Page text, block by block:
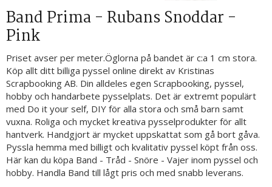
Band Prima - Rubans Snoddar -
Pink
Priset avser per meter.Öglorna på bandet är c:a 1 cm stora.
Köp allt ditt billiga pyssel online direkt av Kristinas
Scrapbooking AB. Din alldeles egen Scrapbooking, pyssel,
hobby och handarbete pysselplats. Det är extremt populärt
med Do it your self, DIY för alla stora och små barn samt
vuxna. Roliga och mycket kreativa pysselprodukter för allt
hantverk. Handgjort är mycket uppskattat som gå bort gåva.
Pyssla hemma med billigt och kvalitativ pyssel köpt från oss.
Här kan du köpa Band - Tråd - Snöre - Vajer inom pyssel och
hobby. Handla Band till lågt pris och med snabb leverans.